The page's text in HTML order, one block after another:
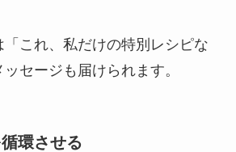
これ、私だけの特別レシピな
セージも届けられます。
環させる